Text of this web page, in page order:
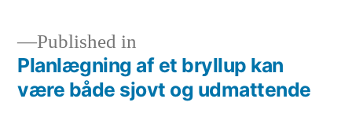
Indlægsnavigation
Published in
Planlægning af et bryllup kan
være både sjovt og udmattende